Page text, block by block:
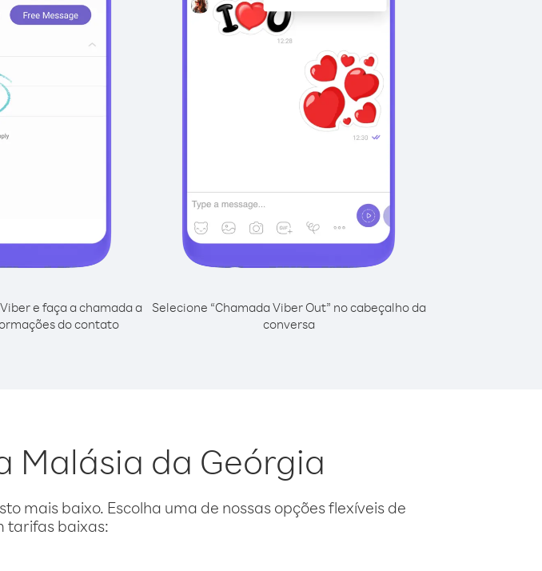
e faça a chamada a
do contato
Selecione “Chamada Viber Out” no cabeçalho da
conversa
Malásia da Geórgia
mais baixo. Escolha uma de nossas opções flexíveis de
tarifas baixas: